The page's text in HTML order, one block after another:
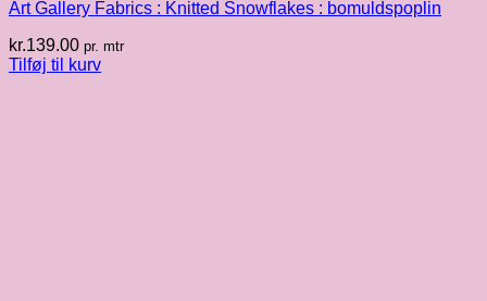
Art Gallery Fabrics : Knitted Snowflakes : bomuldspoplin
kr.139.00 pr. mtr
Tilføj til kurv